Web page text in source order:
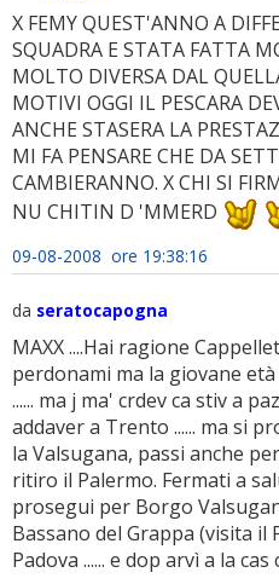
X FEMY QUEST'ANNO A
SQUADRA E STATA FATTA
MOLTO DIVERSA DAL
MOTIVI OGGI IL PESCARA
ANCHE STASERA LA
MI FA PENSARE CHE DA
CAMBIERANNO. X CHI SI
NU CHITIN D 'MMERD
09-08-2008 ore 19:38:16
da seratocapogna
MAXX ....Hai ragione
perdonami ma la giovane
...... ma j ma' crdev ca stiv a
addaver a Trento ...... ma si
la Valsugana, passi anche
ritiro il Palermo. Fermati a
prosegui per Borgo
Bassano del Grappa (visita il
Padova ...... e dop arvì a la cas